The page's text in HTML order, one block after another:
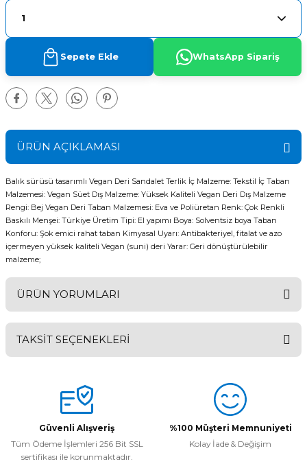
Sepete Ekle WhatsApp Sipariş
ÜRÜN AÇIKLAMASI
Balık sürüsü tasarımlı Vegan Deri Sandalet Terlik İç Malzeme: Tekstil İç Taban
Malzemesi: Vegan Süet Dış Malzeme: Yüksek Kaliteli Vegan Deri Dış Malzeme
Rengi: Bej Vegan Deri Taban Malzemesi: Eva ve Poliüretan Renk: Çok Renkli
Baskılı Menşei: Türkiye Üretim Tipi: El yapımı Boya: Solventsiz boya Taban
Konforu: Şok emici rahat taban Kimyasal Uyarı: Antibakteriyel, fitalat ve azo
içermeyen yüksek kaliteli Vegan (suni) deri Yarar: Geri dönüştürülebilir
malzeme;
ÜRÜN YORUMLARI
TAKSİT SEÇENEKLERİ
Güvenli Alışveriş
Tüm Ödeme İşlemleri 256 Bit SSL
sertifikası ile korunmaktadır.
%100 Müşteri Memnuniyeti
Kolay İade & Değişim